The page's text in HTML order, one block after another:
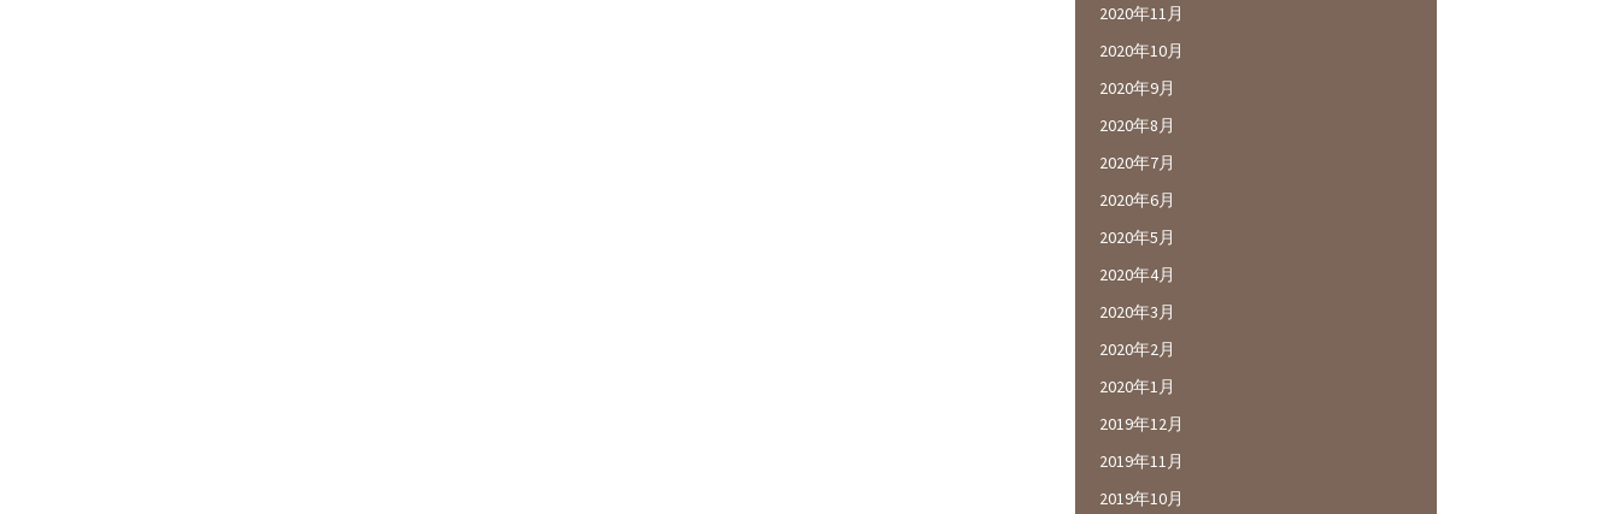
2020年11月
2020年10月
2020年9月
2020年8月
2020年7月
2020年6月
2020年5月
2020年4月
2020年3月
2020年2月
2020年1月
2019年12月
2019年11月
2019年10月